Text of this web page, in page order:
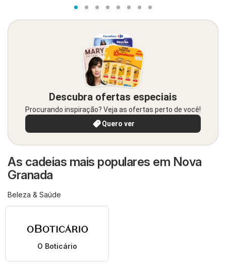
Descubra ofertas especiais
Procurando inspiração? Veja as ofertas perto de você!
Quero ver
As cadeias mais populares em Nova
Granada
Beleza & Saúde
O Boticário